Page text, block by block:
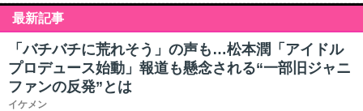
最新記事
「バチバチに荒れそう」の声も…松本潤「アイドル
プロデュース始動」報道も懸念される“一部旧ジャニ
ファンの反発”とは
イケメン